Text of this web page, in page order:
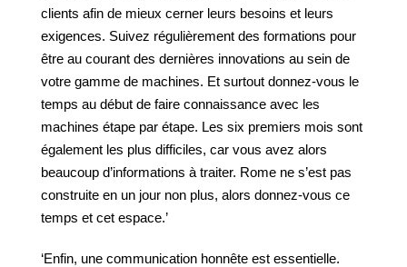
clients afin de mieux cerner leurs besoins et leurs
exigences. Suivez régulièrement des formations pour
être au courant des dernières innovations au sein de
votre gamme de machines. Et surtout donnez-vous le
temps au début de faire connaissance avec les
machines étape par étape. Les six premiers mois sont
également les plus difficiles, car vous avez alors
beaucoup d’informations à traiter. Rome ne s’est pas
construite en un jour non plus, alors donnez-vous ce
temps et cet espace.’
‘Enfin, une communication honnête est essentielle.